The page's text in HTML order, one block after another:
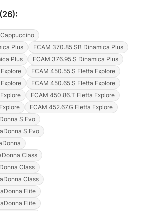
Plus
ECAM 370.85.SB Dinamica Plus
Plus
ECAM 376.95.S Dinamica Plus
ECAM 450.55.S Eletta Explore
ECAM 450.65.S Eletta Explore
ECAM 450.86.T Eletta Explore
ECAM 452.67.G Eletta Explore
S Evo
S Evo
Class
Class
Class
Elite
Elite